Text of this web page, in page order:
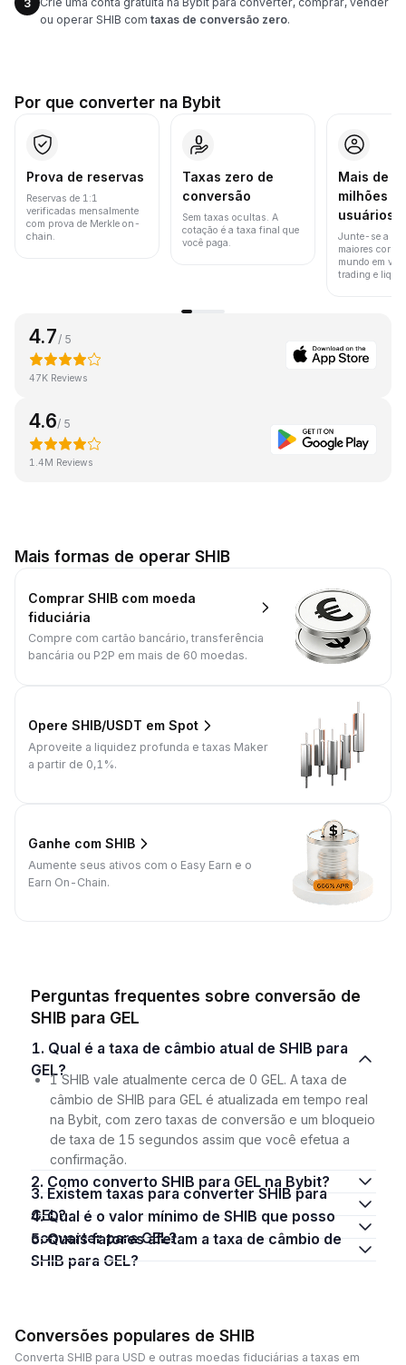
3
ou operar SHIB com taxas de conversão zero.
Por que converter na Bybit
Prova de reservas
Reservas de 1:1
verificadas mensalmente
com prova de Merkle on-
chain.
Taxas zero de
conversão
Sem taxas ocultas. A
cotação é a taxa final que
você paga.
Mais de
milhões
usuários
Junte-se a
maiores
mundo em
trading e
4.7 / 5
47K Reviews
4.6/ 5
1.4M Reviews
Mais formas de operar SHIB
Comprar SHIB com moeda
fiduciária
Compre com cartão bancário, transferência
bancária ou P2P em mais de 60 moedas.
Opere SHIB/USDT em Spot
Aproveite a liquidez profunda e taxas Maker
a partir de 0,1%.
Ganhe com SHIB
Aumente seus ativos com o Easy Earn e o
Earn On-Chain.
Perguntas frequentes sobre conversão de
SHIB para GEL
1. Qual é a taxa de câmbio atual de SHIB para
GEL?
1 SHIB vale atualmente cerca de 0 GEL. A taxa de
câmbio de SHIB para GEL é atualizada em tempo real
na Bybit, com zero taxas de conversão e um bloqueio
de taxa de 15 segundos assim que você efetua a
confirmação.
2. Como converto SHIB para GEL na Bybit?
3. Existem taxas para converter SHIB para
GEL?
4. Qual é o valor mínimo de SHIB que posso
converter para GEL?
5. Quais fatores afetam a taxa de câmbio de
SHIB para GEL?
Conversões populares de SHIB
Converta SHIB para USD e outras moedas fiduciárias a taxas em